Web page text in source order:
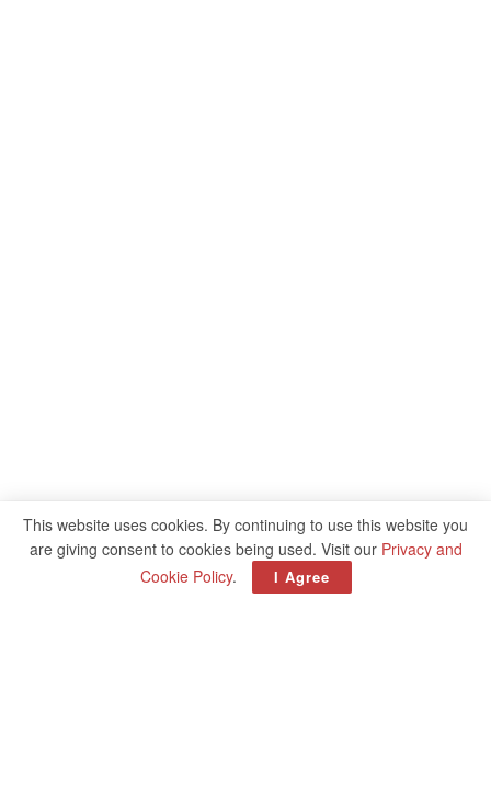
This website uses cookies. By continuing to use this website you
are giving consent to cookies being used. Visit our Privacy and
Cookie Policy. I Agree